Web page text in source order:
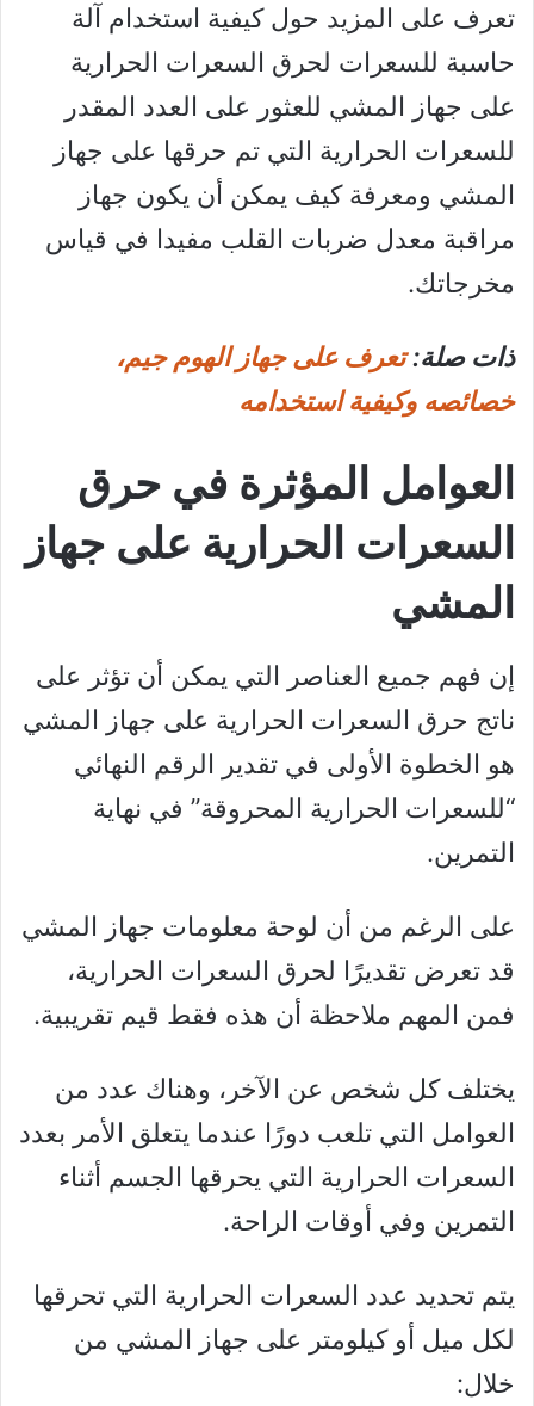
تعرف على المزيد حول كيفية استخدام آلة
حاسبة للسعرات لحرق السعرات الحرارية
على جهاز المشي للعثور على العدد المقدر
للسعرات الحرارية التي تم حرقها على جهاز
المشي ومعرفة كيف يمكن أن يكون جهاز
مراقبة معدل ضربات القلب مفيدا في قياس
مخرجاتك.
ذات صلة: تعرف على جهاز الهوم جيم،
خصائصه وكيفية استخدامه
العوامل المؤثرة في حرق
السعرات الحرارية على جهاز
المشي
إن فهم جميع العناصر التي يمكن أن تؤثر على
ناتج حرق السعرات الحرارية على جهاز المشي
هو الخطوة الأولى في تقدير الرقم النهائي
“للسعرات الحرارية المحروقة” في نهاية
التمرين.
على الرغم من أن لوحة معلومات جهاز المشي
قد تعرض تقديرًا لحرق السعرات الحرارية،
فمن المهم ملاحظة أن هذه فقط قيم تقريبية.
يختلف كل شخص عن الآخر، وهناك عدد من
العوامل التي تلعب دورًا عندما يتعلق الأمر بعدد
السعرات الحرارية التي يحرقها الجسم أثناء
التمرين وفي أوقات الراحة.
يتم تحديد عدد السعرات الحرارية التي تحرقها
لكل ميل أو كيلومتر على جهاز المشي من
خلال: